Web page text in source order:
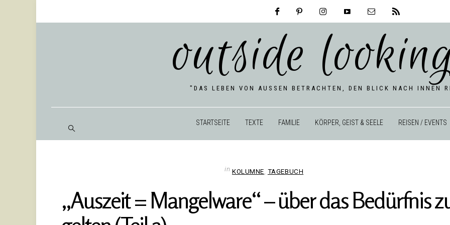
outside
"DAS LEBEN VON AUSSEN BETRACHTEN, DEN BLICK NACH INNEN
START­SEITE TEXTE FAMILIE KÖRPER, GEIST & SEELE REISEN / EVENTS
in KOLUMNE TAGEBUCH
„Aus­zeit = Man­gel­ware“ – über das Bedürfnis